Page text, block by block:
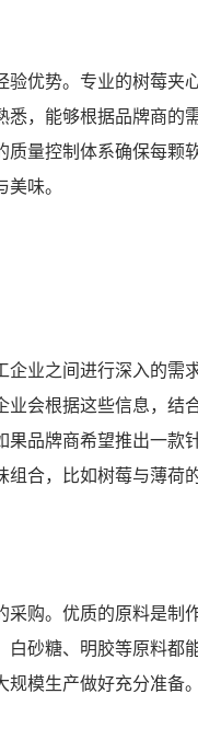
优势。专业的树莓夹
，能够根据品牌商的
量控制体系确保每颗
味。
业之间进行深入的需
会根据这些信息，结
品牌商希望推出一款
合，比如树莓与薄荷
购。优质的原料是制
砂糖、明胶等原料都
模生产做好充分准备。